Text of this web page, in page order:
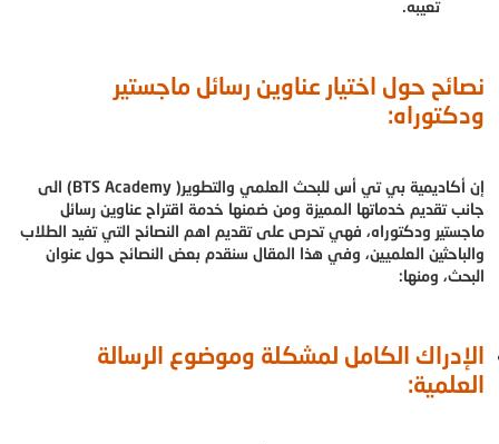
تعيبه.
نصائح حول اختيار عناوين رسائل ماجستير
ودكتوراه:
إن أكاديمية بي تي أس للبحث العلمي والتطوير( BTS Academy) الى
جانب تقديم خدماتها المميزة ومن ضمنها خدمة اقتراح عناوين رسائل
ماجستير ودكتوراه، فهي تحرص على تقديم اهم النصائح التي تفيد الطلاب
والباحثين العلميين، وفي هذا المقال سنقدم بعض النصائح حول عنوان
البحث، ومنها:
الإدراك الكامل لمشكلة وموضوع الرسالة
العلمية: